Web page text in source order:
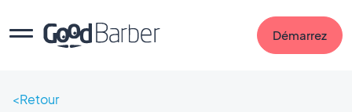
Démarrez
Retour